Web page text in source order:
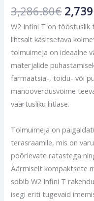
3,286.80€
W2 Infini T on tööstuslik
lihtsalt käsitsetava
tolmuimeja on ideaalne
materjalide
farmaatsia-, toidu- või
manööverdusvõime
väärtusliku liitlase.
Tolmuimeja on
terasraamile, mis on
pöörlevate ratastega
Äärmiselt kompaktsete
sobib W2 Infini T
isegi eriti tugevaid